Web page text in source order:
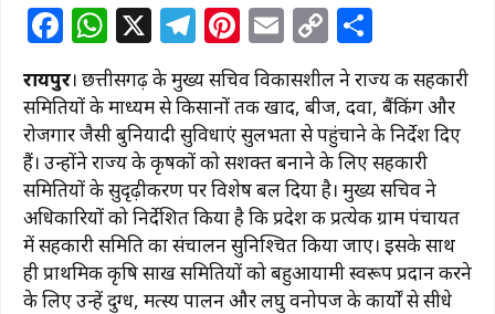
F
c
e
b
o
o
k
W
h
at
s
A
p
p
X T
el
e
g
ra
m
Pi
n
te
re
st
E
m
ai
l
C
o
p
y
Li
n
k
ar
e
रायपुर। छत्तीसगढ़ के मुख्य सचिव विकासशील ने राज्य की सहकारी
समितियों के माध्यम से किसानों तक खाद, बीज, दवा, बैंकिंग और
रोजगार जैसी बुनियादी सुविधाएं सुलभता से पहुंचाने के निर्देश दिए
हैं। उन्होंने राज्य के कृषकों को सशक्त बनाने के लिए सहकारी
समितियों के सुदृढ़ीकरण पर विशेष बल दिया है। मुख्य सचिव ने
अधिकारियों को निर्देशित किया है कि प्रदेश की प्रत्येक ग्राम पंचायत
में सहकारी समिति का संचालन सुनिश्चित किया जाए। इसके साथ
ही प्राथमिक कृषि साख समितियों को बहुआयामी स्वरूप प्रदान करने
के लिए उन्हें दुग्ध, मत्स्य पालन और लघु वनोपज के कार्यों से सीधे